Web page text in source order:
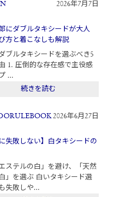
2026年7月7日
にダブルタキシードが大人
方と着こなしも解説
ブルタキシードを選ぶべき5
1. 圧倒的な存在感で主役感
...
続きを読む
2026年6月27日
に失敗しない】白タキシードの
ステルの白」を避け、「天然
」を選ぶ 白いタキシード選
失敗しや...